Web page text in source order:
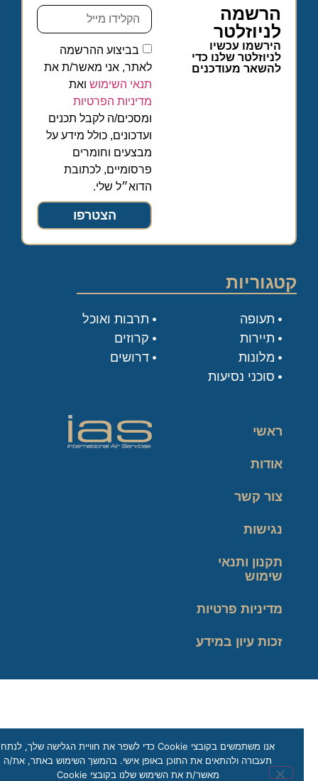
הרשמה
לניוזלטר
הירשמו עכשיו
לניוזלטר שלנו כדי
להשאר מעודכנים
בביצוע ההרשמה
לאתר, אני מאשר/ת את
תנאי השימושואת
מדיניות הפרטיות
ומסכים/ה לקבל תכנים
ועדכונים, כולל מידע על
מבצעים וחומרים
פרסומיים, לכתובת
הדוא״ל שלי.
הצטרפו
קטגוריות
תעופה
תיירות
מלונות
סוכני נסיעות
תרבות ואוכל
קרוזים
דרושים
ראשי
אודות
צור קשר
נגישות
תקנון ותנאי
שימוש
מדיניות פרטיות
זכות עיון במידע
אנו משתמשים בקובצי Cookie כדי לשפר את חוויית הגלישה שלך, לנתח
תעבורה ולהתאים את התוכן באופן אישי. בהמשך השימוש באתר, את/ה
מאשר/ת את השימוש שלנו בקובצי Cookie